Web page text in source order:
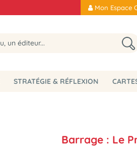
Mon Espace
STRATÉGIE & RÉFLEXION
Barrage : Le